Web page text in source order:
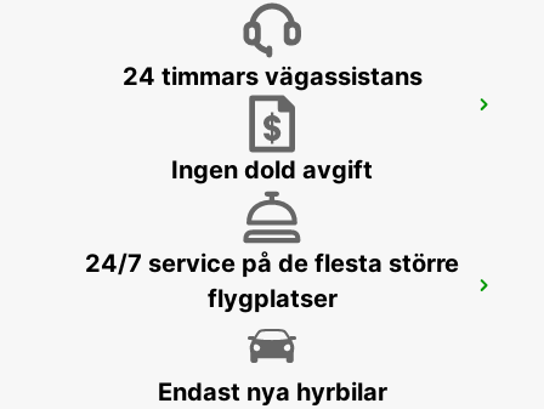
PLAINE MAGNIEN - MAURITIUS
GRAND BAY - MAURITIUS
24 timmars vägassistans
Ingen dold avgift
24/7 service på de flesta större
flygplatser
Endast nya hyrbilar